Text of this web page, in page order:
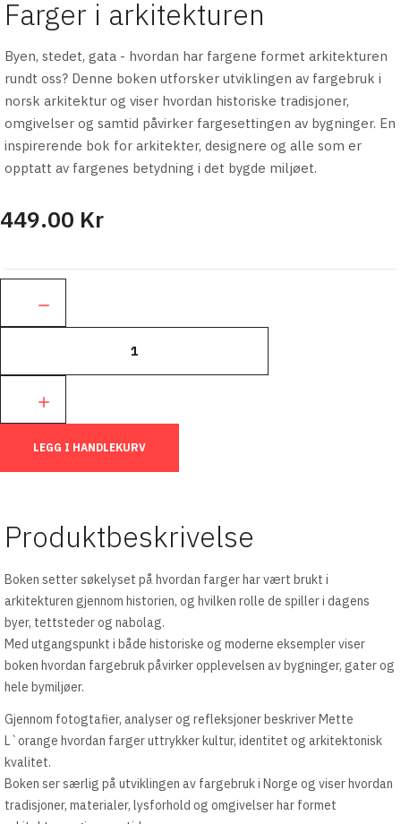
Farger i arkitekturen
Byen, stedet, gata - hvordan har fargene formet arkitekturen
rundt oss? Denne boken utforsker utviklingen av fargebruk i
norsk arkitektur og viser hvordan historiske tradisjoner,
omgivelser og samtid påvirker fargesettingen av bygninger. En
inspirerende bok for arkitekter, designere og alle som er
opptatt av fargenes betydning i det bygde miljøet.
449.00 Kr
LEGG I HANDLEKURV
Produktbeskrivelse
Boken setter søkelyset på hvordan farger har vært brukt i
arkitekturen gjennom historien, og hvilken rolle de spiller i dagens
byer, tettsteder og nabolag.
Med utgangspunkt i både historiske og moderne eksempler viser
boken hvordan fargebruk påvirker opplevelsen av bygninger, gater og
hele bymiljøer.
Gjennom fotogtafier, analyser og refleksjoner beskriver Mette
L`orange hvordan farger uttrykker kultur, identitet og arkitektonisk
kvalitet.
Boken ser særlig på utviklingen av fargebruk i Norge og viser hvordan
tradisjoner, materialer, lysforhold og omgivelser har formet